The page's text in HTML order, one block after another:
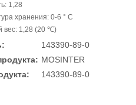
1,28
хранения: 0-6 ° C
вес: 1,28 (20 ℃)
143390-89-0
MOSINTER
143390-89-0